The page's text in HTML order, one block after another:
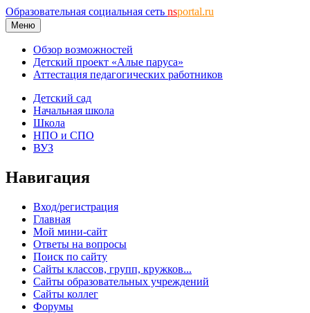
Образовательная социальная сеть nsportal.ru
Меню
Обзор возможностей
Детский проект «Алые паруса»
Аттестация педагогических работников
Детский сад
Начальная школа
Школа
НПО и СПО
ВУЗ
Навигация
Вход/регистрация
Главная
Мой мини-сайт
Ответы на вопросы
Поиск по сайту
Сайты классов, групп, кружков...
Сайты образовательных учреждений
Сайты коллег
Форумы